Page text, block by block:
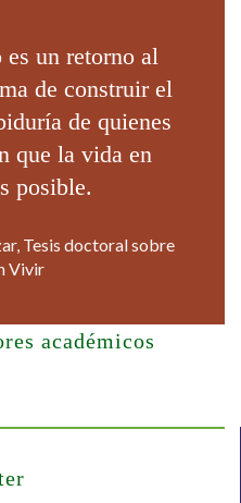
un retorno al
de construir el
de quienes
que la vida en
posible.
Tesis doctoral sobre
Vivir
académicos